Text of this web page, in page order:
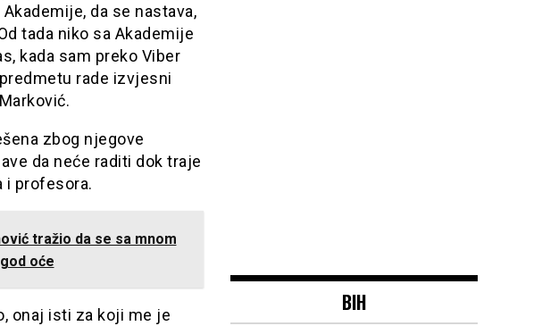
da se nastava,
tada niko sa Akademije
kada sam preko Viber
rade izvjesni
zbog njegove
da neće raditi dok traje
i profesora.
tražio da se sa mnom
oće
onaj isti za koji me je
BIH